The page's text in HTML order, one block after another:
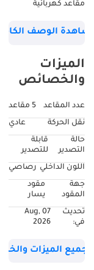
مقاعد كهربائية
متوفرة للبيع في
للسيارات. لمزيد من
التفاصيل، تواصل
والهندية)، + (لللغات
العربية والإنجليزية
تابعونا على إنستغرام
وفيسبوك: صفحة
فيسبوك
إنستغرام. تفضل
الوصف الكامل
الميزات
والخصائص
عدد المقاعد
5 مقاعد
نقل الحركة
عادي
حالة
التصدير
قابلة
للتصدير
اللون الداخلي رصاصي
جهة
المقود
مقود
يسار
تحديث
في:
07 Aug,
2026
جميع الميزات